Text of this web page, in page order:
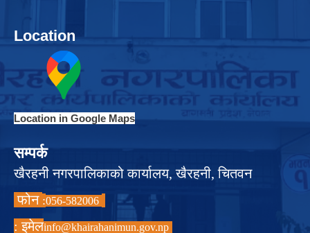
Location
Location in Google Maps
सम्पर्क
खैरहनी नगरपालिकाको कार्यालय, खैरहनी, चितवन
फोन :
इमेल :info@khairahanimun.gov.np